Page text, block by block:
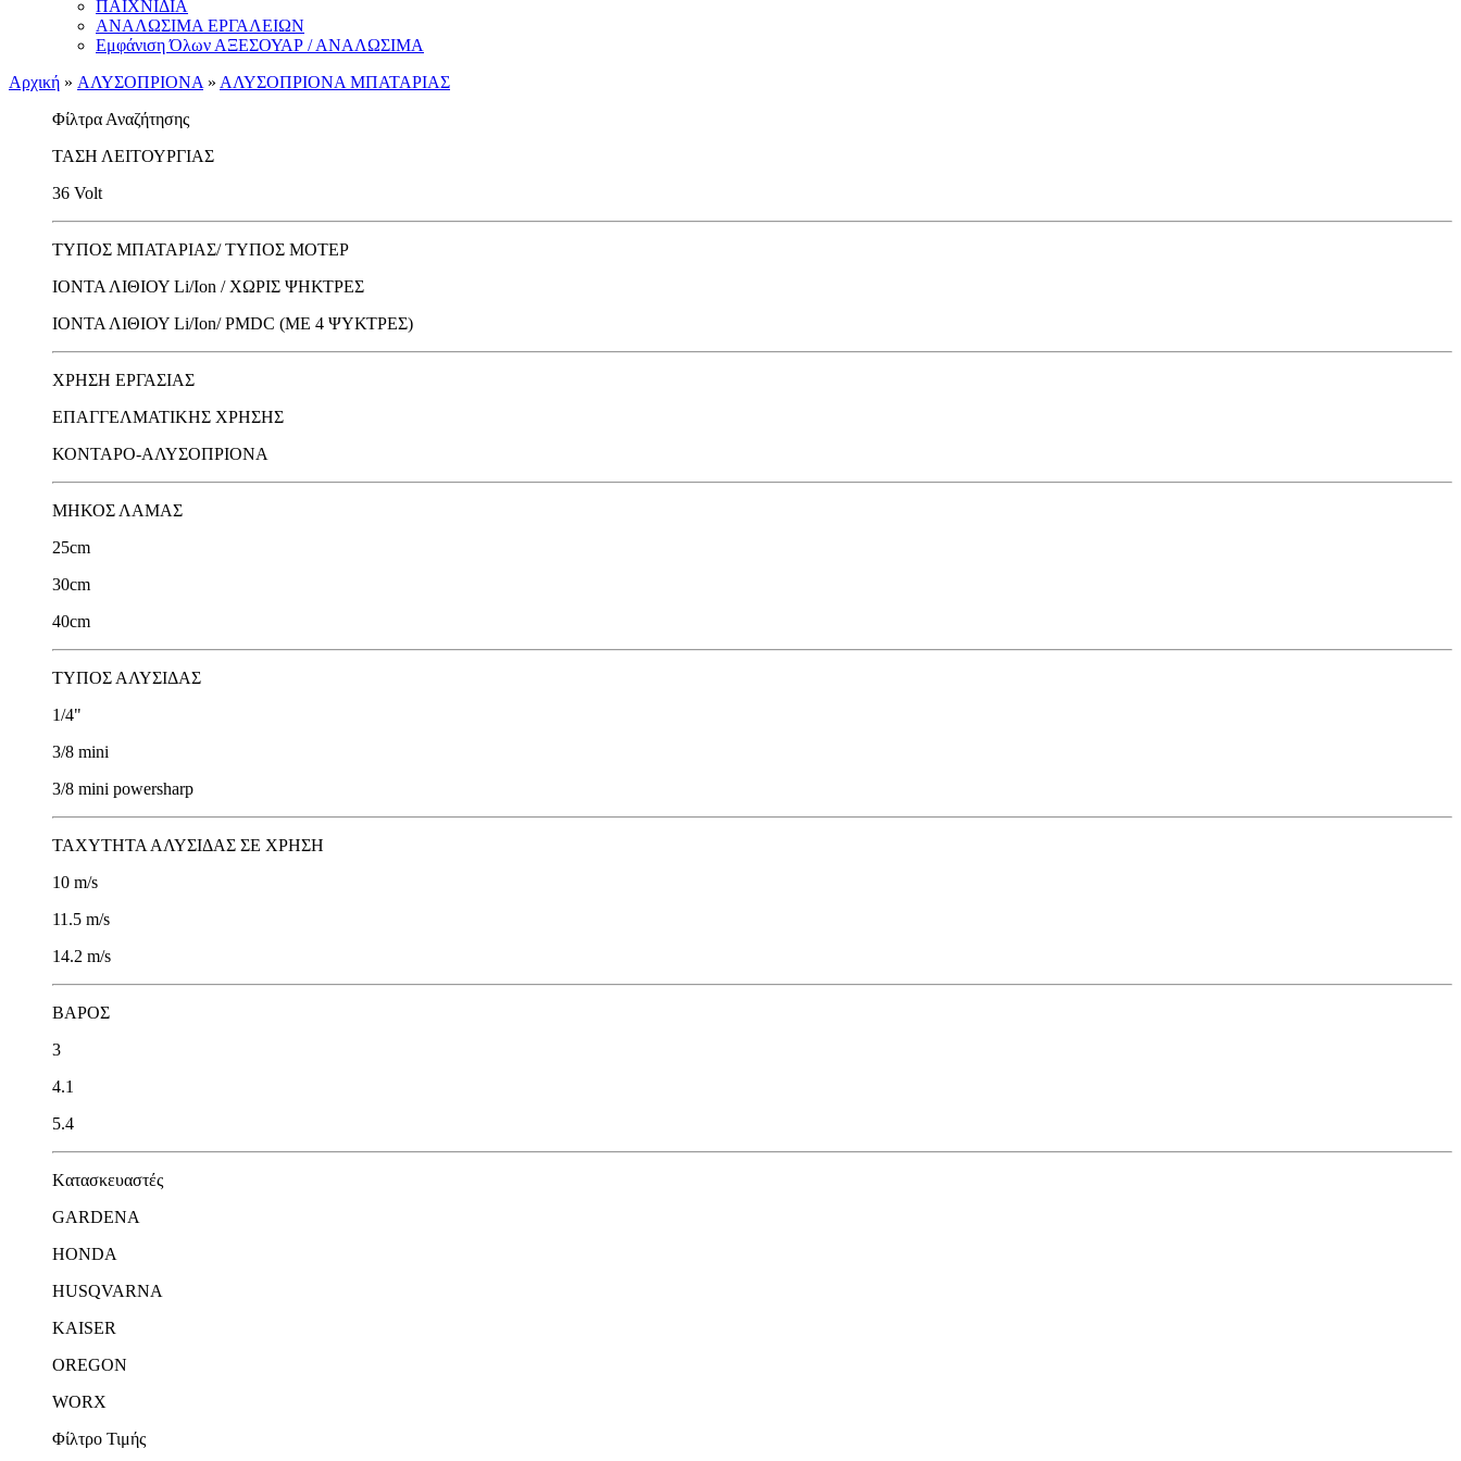
ΠΑΙΧΝΙΔΙΑ
ΑΝΑΛΩΣΙΜΑ ΕΡΓΑΛΕΙΩΝ
Εμφάνιση Όλων ΑΞΕΣΟΥΑΡ / ΑΝΑΛΩΣΙΜΑ
Αρχική » ΑΛΥΣΟΠΡΙΟΝΑ » ΑΛΥΣΟΠΡΙΟΝΑ ΜΠΑΤΑΡΙΑΣ
Φίλτρα Αναζήτησης
ΤΑΣΗ ΛΕΙΤΟΥΡΓΙΑΣ
36 Volt
ΤΥΠΟΣ ΜΠΑΤΑΡΙΑΣ/ ΤΥΠΟΣ ΜΟΤΕΡ
ΙΟΝΤΑ ΛΙΘΙΟΥ Li/Ion / ΧΩΡΙΣ ΨΗΚΤΡΕΣ
ΙΟΝΤΑ ΛΙΘΙΟΥ Li/Ion/ PMDC (ΜΕ 4 ΨΥΚΤΡΕΣ)
ΧΡΗΣΗ ΕΡΓΑΣΙΑΣ
ΕΠΑΓΓΕΛΜΑΤΙΚΗΣ ΧΡΗΣΗΣ
ΚΟΝΤΑΡΟ-ΑΛΥΣΟΠΡΙΟΝA
ΜΗΚΟΣ ΛΑΜΑΣ
25cm
30cm
40cm
ΤΥΠΟΣ ΑΛΥΣΙΔΑΣ
1/4"
3/8 mini
3/8 mini powersharp
ΤΑΧΥΤΗΤΑ ΑΛΥΣΙΔΑΣ ΣΕ ΧΡΗΣΗ
10 m/s
11.5 m/s
14.2 m/s
ΒΑΡΟΣ
3
4.1
5.4
Kατασκευαστές
GARDENA
HONDA
HUSQVARNA
KAISER
OREGON
WORX
Φίλτρο Τιμής